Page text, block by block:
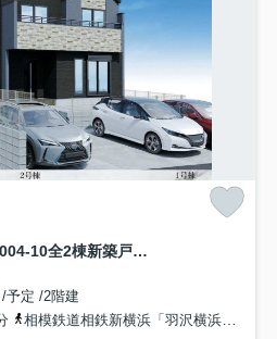
【横浜市神奈川区菅田町1004-10全2棟新築戸建て】★仲介手数料無料★（菅田の丘小学校・菅田中学校）
予定 /2階建
相模鉄道相鉄新横浜「羽沢横浜国大」駅 徒歩35分